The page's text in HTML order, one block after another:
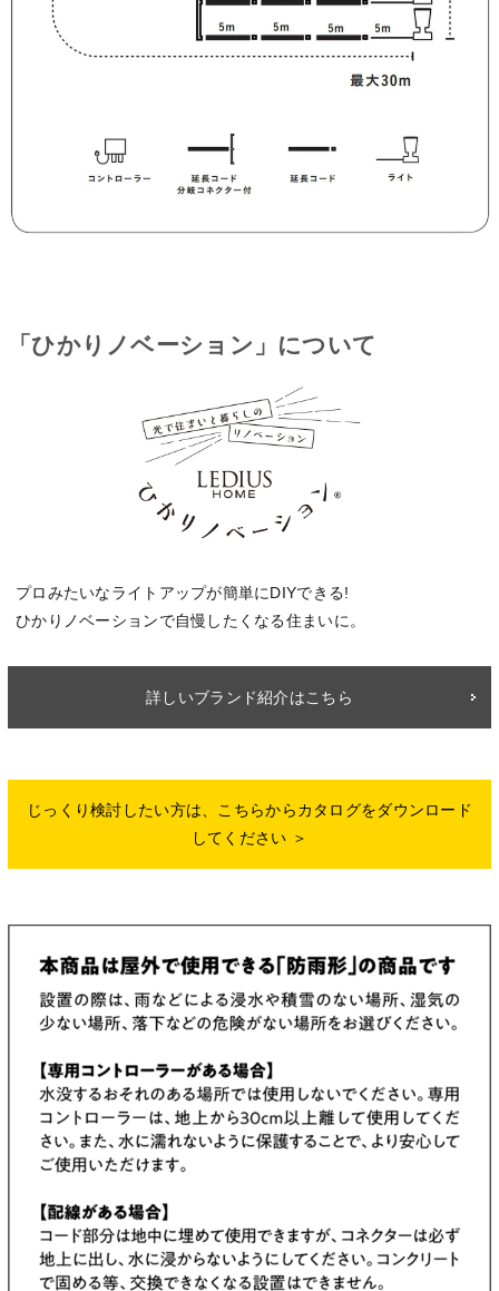
「ひかりノベーション」について
プロみたいなライトアップが簡単にDIYできる!
ひかりノベーションで自慢したくなる住まいに。
詳しいブランド紹介はこちら
じっくり検討したい方は、こちらからカタログをダウンロード
してください ＞